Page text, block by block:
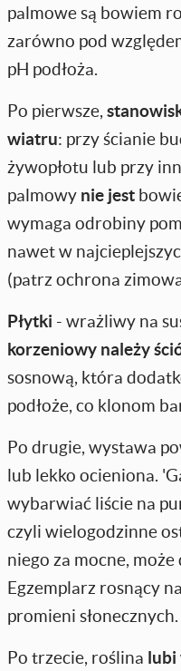
palmowe są bowiem
zarówno pod
pH podłoża.
Po pierwsze,
wiatru: przy ścianie
żywopłotu lub przy
palmowy nie jest
wymaga odrobiny
nawet w
(patrz ochrona
Płytki - wrażliwy na
korzeniowy należy
sosnową, która
podłoże, co klonom
Po drugie, wystawa
lub lekko ocieniona.
wybarwiać liście na
czyli wielogodzinne
niego za mocne,
Egzemplarz rosnący
promieni słonecznych.
Po trzecie, roślina lubi